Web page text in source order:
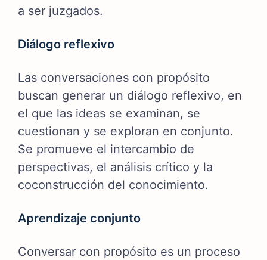
a ser juzgados.
Diálogo reflexivo
Las conversaciones con propósito
buscan generar un diálogo reflexivo, en
el que las ideas se examinan, se
cuestionan y se exploran en conjunto.
Se promueve el intercambio de
perspectivas, el análisis crítico y la
coconstrucción del conocimiento.
Aprendizaje conjunto
Conversar con propósito es un proceso